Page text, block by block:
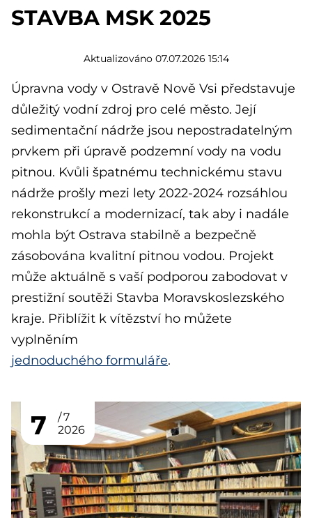
STAVBA MSK 2025
Aktualizováno 07.07.2026 15:14
Úpravna vody v Ostravě Nově Vsi představuje
důležitý vodní zdroj pro celé město. Její
sedimentační nádrže jsou nepostradatelným
prvkem při úpravě podzemní vody na vodu
pitnou. Kvůli špatnému technickému stavu
nádrže prošly mezi lety 2022-2024 rozsáhlou
rekonstrukcí a modernizací, tak aby i nadále
mohla být Ostrava stabilně a bezpečně
zásobována kvalitní pitnou vodou. Projekt
může aktuálně s vaší podporou zabodovat v
prestižní soutěži Stavba Moravskoslezského
kraje. Přiblížit k vítězství ho můžete
vyplněním
jednoduchého formuláře.
7
7
2026